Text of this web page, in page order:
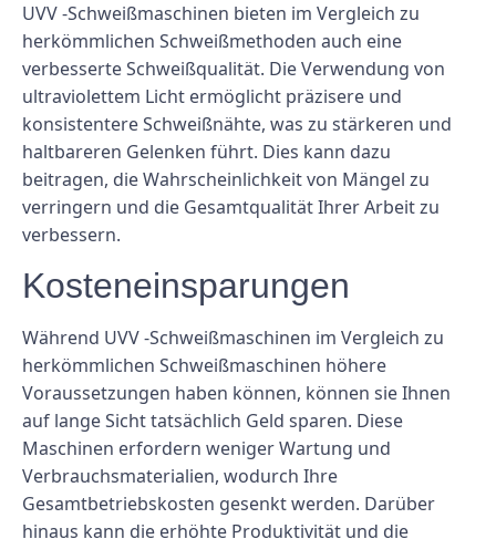
UVV -Schweißmaschinen bieten im Vergleich zu
herkömmlichen Schweißmethoden auch eine
verbesserte Schweißqualität. Die Verwendung von
ultraviolettem Licht ermöglicht präzisere und
konsistentere Schweißnähte, was zu stärkeren und
haltbareren Gelenken führt. Dies kann dazu
beitragen, die Wahrscheinlichkeit von Mängel zu
verringern und die Gesamtqualität Ihrer Arbeit zu
verbessern.
Kosteneinsparungen
Während UVV -Schweißmaschinen im Vergleich zu
herkömmlichen Schweißmaschinen höhere
Voraussetzungen haben können, können sie Ihnen
auf lange Sicht tatsächlich Geld sparen. Diese
Maschinen erfordern weniger Wartung und
Verbrauchsmaterialien, wodurch Ihre
Gesamtbetriebskosten gesenkt werden. Darüber
hinaus kann die erhöhte Produktivität und die